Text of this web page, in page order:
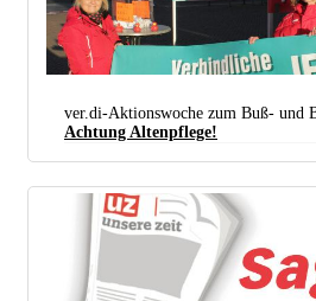
Eine der vielen kleineren Aktionen zum Buß- und Bettag
(Foto: Werner Sarbok)
ver.di-Aktionswoche zum Buß- und
Achtung Altenpflege!